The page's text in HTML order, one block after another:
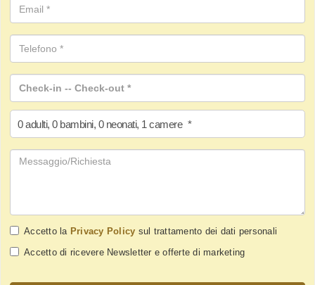
0 adulti, 0 bambini, 0 neonati, 1 camere *
Accetto la Privacy Policy sul trattamento dei dati personali
Accetto di ricevere Newsletter e offerte di marketing